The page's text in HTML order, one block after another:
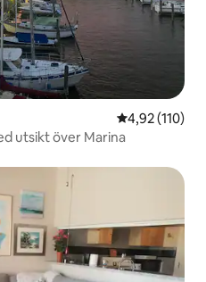
4,92 av 5 i
4,92 (110)
utsikt över Marina